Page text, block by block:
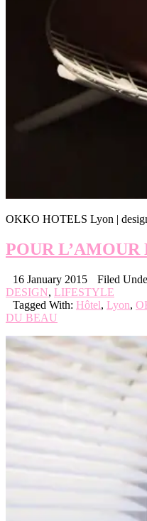
OKKO HOTELS Lyon |
POUR L’AMOUR
16 January 2015 Filed
DESIGN, LIFESTYLE
Tagged With: Hôtel, Lyon,
DU BEAU